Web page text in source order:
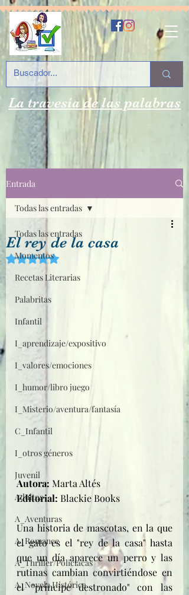
La travesía de las palabras
Entrada
Todas las entradas
Momentos
Recetas Literarias
Palabritas
Infantil
I_aprendizaje/expositivo
I_valores/emociones
I_humor/libro juego
I_Misterio/aventura/fantasía
C_Infantil
I_otros géneros
Juvenil
Adultos
A_Aventuras
A_Romance
A_Thriller/Policíacas
A_Novela Histórica
Todas las entradas
El rey de la casa
Obtuvo NaN de 5 estrellas.
Autora: Marta Altés
Editorial: Blackie Books
Una historia de mascotas, en la que
el gato es el "rey de la casa" hasta
que un día aparece un perro y las
rutinas cambian convirtiéndose en
el "príncipe destronado" con las